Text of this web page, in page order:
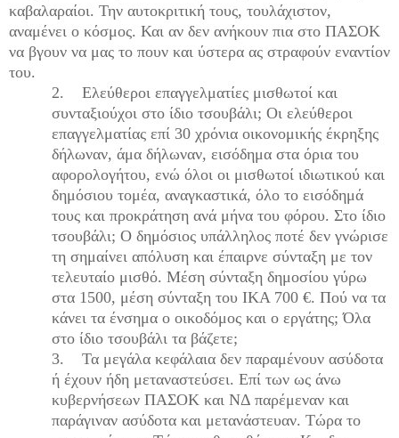
καβαλαραίοι. Την αυτοκριτική τους, τουλάχιστον,
αναμένει ο κόσμος. Και αν δεν ανήκουν πια στο ΠΑΣΟΚ
να βγουν να μας το πουν και ύστερα ας στραφούν εναντίον
του.
2.
Ελεύθεροι επαγγελματίες μισθωτοί και
συνταξιούχοι στο ίδιο τσουβάλι; Οι ελεύθεροι
επαγγελματίας επί 30 χρόνια οικονομικής έκρηξης
δήλωναν, άμα δήλωναν, εισόδημα στα όρια του
αφορολογήτου, ενώ όλοι οι μισθωτοί ιδιωτικού και
δημόσιου τομέα, αναγκαστικά, όλο το εισόδημά
τους και προκράτηση ανά μήνα του φόρου. Στο ίδιο
τσουβάλι; Ο δημόσιος υπάλληλος ποτέ δεν γνώρισε
τη σημαίνει απόλυση και έπαιρνε σύνταξη με τον
τελευταίο μισθό. Μέση σύνταξη δημοσίου γύρω
στα 1500, μέση σύνταξη του ΙΚΑ 700 €. Πού να τα
κάνει τα ένσημα ο οικοδόμος και ο εργάτης; Όλα
στο ίδιο τσουβάλι τα βάζετε;
3.
Τα μεγάλα κεφάλαια δεν παραμένουν ασύδοτα
ή έχουν ήδη μεταναστεύσει. Επί των ως άνω
κυβερνήσεων ΠΑΣΟΚ και ΝΔ παρέμεναν και
παράγιναν ασύδοτα και μετανάστευαν. Τώρα το